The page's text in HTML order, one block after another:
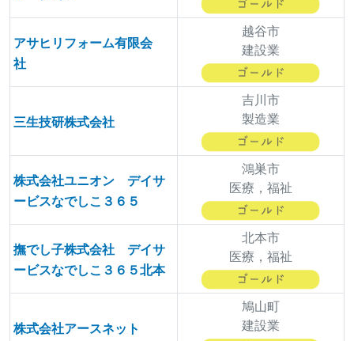
アサヒリフォーム有限会
社
越谷市
建設業
三生技研株式会社
吉川市
製造業
株式会社ユニオン デイサ
ービスなでしこ３６５
鴻巣市
医療，福祉
撫でし子株式会社 デイサ
ービスなでしこ３６５北本
北本市
医療，福祉
株式会社アースネット
鳩山町
建設業